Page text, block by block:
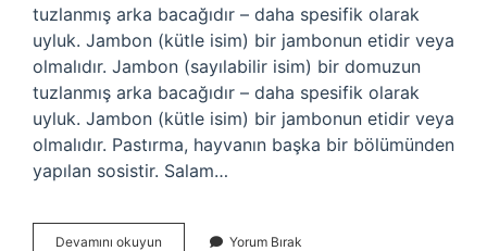
tuzlanmış arka bacağıdır – daha spesifik olarak
uyluk. Jambon (kütle isim) bir jambonun etidir veya
olmalıdır. Jambon (sayılabilir isim) bir domuzun
tuzlanmış arka bacağıdır – daha spesifik olarak
uyluk. Jambon (kütle isim) bir jambonun etidir veya
olmalıdır. Pastırma, hayvanın başka bir bölümünden
yapılan sosistir. Salam…
Devamını okuyun Yorum Bırak